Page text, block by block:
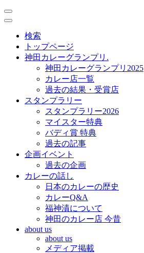
toggle
navigation
toggle
navigation
検索
トップページ
神田カレーグランプリ.
神田カレーグランプリ2025
カレー店一覧
過去の結果・受賞店
スタンプラリー
スタンプラリー2026
マイスター特典
バディ賞 特典
過去の記事
企画イベント
過去の企画
カレーの話し
日本のカレーの歴史
カレーQ&A
福神漬について
神田のカレー店 今昔
about us
about us
メディア掲載